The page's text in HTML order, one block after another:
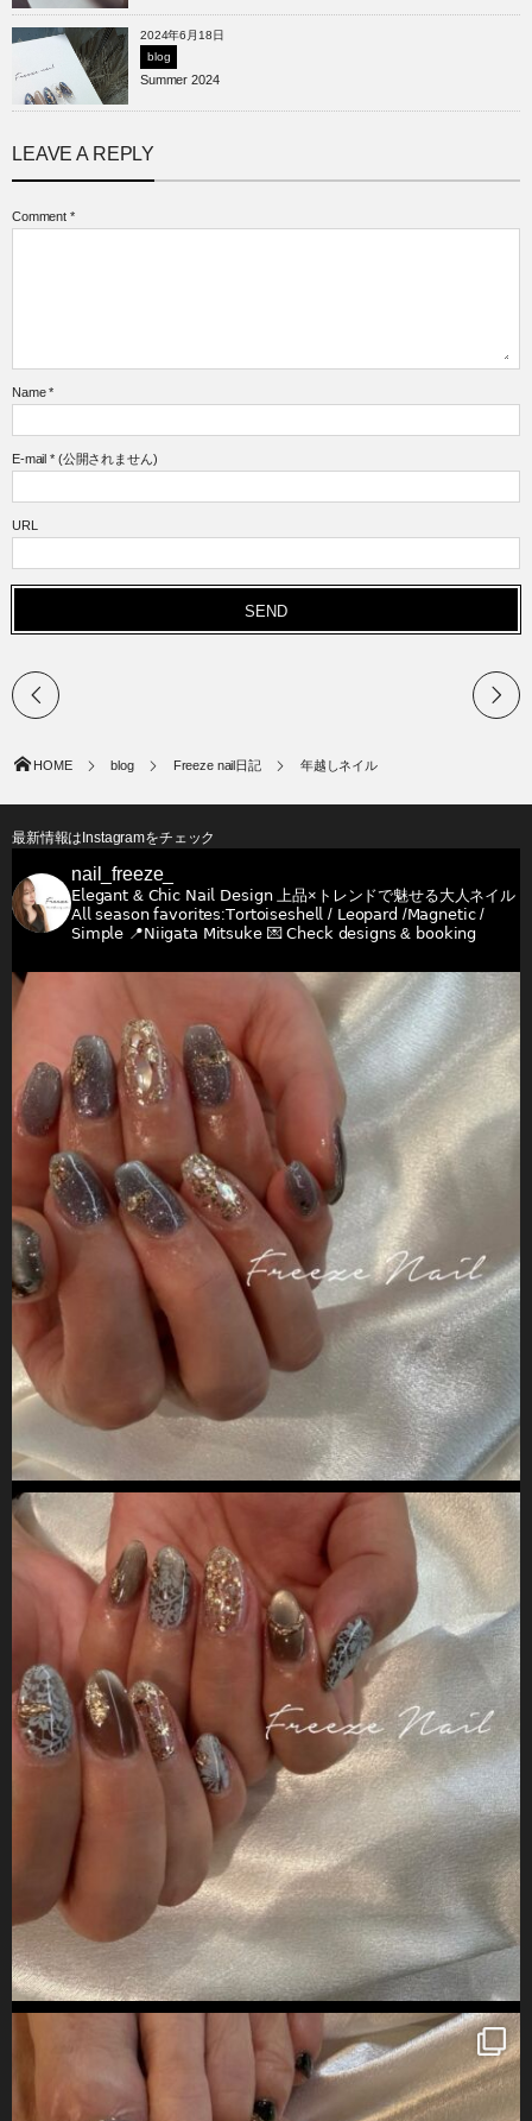
2024年6月18日
blog
Summer 2024
LEAVE A REPLY
Comment *
Name *
E-mail *(公開されません)
URL
HOME blog Freeze nail日記 年越しネイル
最新情報はInstagramをチェック
nail_freeze_
𝖤𝗅𝖾𝗀𝖺𝗇𝗍 & 𝖢𝗁𝗂𝖼 𝖭𝖺𝗂𝗅 𝖣𝖾𝗌𝗂𝗀𝗇上品×トレンドで魅せる大人ネイル
𝖠𝗅𝗅 𝗌𝖾𝖺𝗌𝗈𝗇 𝖿𝖺𝗏𝗈𝗋𝗂𝗍𝖾𝗌:𝖳𝗈𝗋𝗍𝗈𝗂𝗌𝖾𝗌𝗁𝖾𝗅𝗅 / 𝖫𝖾𝗈𝗉𝖺𝗋𝖽 /𝖬𝖺𝗀𝗇𝖾𝗍𝗂𝖼 /
𝖲𝗂𝗆𝗉𝗅𝖾 📍𝖭𝗂𝗂𝗀𝖺𝗍𝖺 𝖬𝗂𝗍𝗌𝗎𝗄𝖾💌 𝖢𝗁𝖾𝖼𝗄 𝖽𝖾𝗌𝗂𝗀𝗇𝗌 & 𝖻𝗈𝗈𝗄𝗂𝗇𝗀